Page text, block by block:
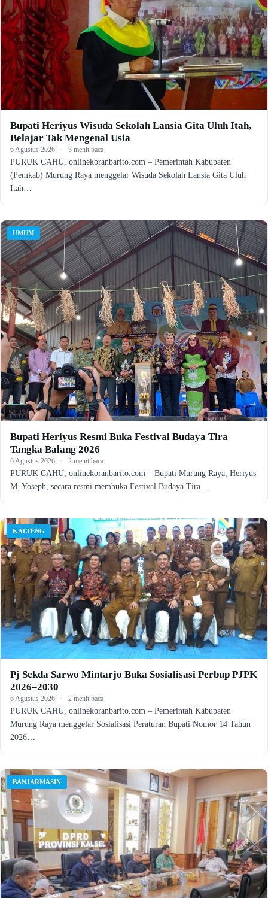
Bupati Heriyus Wisuda Sekolah Lansia Gita Uluh Itah,
Belajar Tak Mengenal Usia
6 Agustus 2026 · 3 menit baca
PURUK CAHU, onlinekoranbarito.com – Pemerintah Kabupaten
(Pemkab) Murung Raya menggelar Wisuda Sekolah Lansia Gita Uluh
Itah…
UMUM
Bupati Heriyus Resmi Buka Festival Budaya Tira
Tangka Balang 2026
6 Agustus 2026 · 2 menit baca
PURUK CAHU, onlinekoranbarito.com – Bupati Murung Raya, Heriyus
M. Yoseph, secara resmi membuka Festival Budaya Tira…
KALTENG
Pj Sekda Sarwo Mintarjo Buka Sosialisasi Perbup PJPK
2026–2030
6 Agustus 2026 · 2 menit baca
PURUK CAHU, onlinekoranbarito.com – Pemerintah Kabupaten
Murung Raya menggelar Sosialisasi Peraturan Bupati Nomor 14 Tahun
2026…
BANJARMASIN